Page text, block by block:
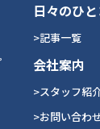
日々のひ
>記事一覧
会社案内
>スタッフ紹
>お問い合わ